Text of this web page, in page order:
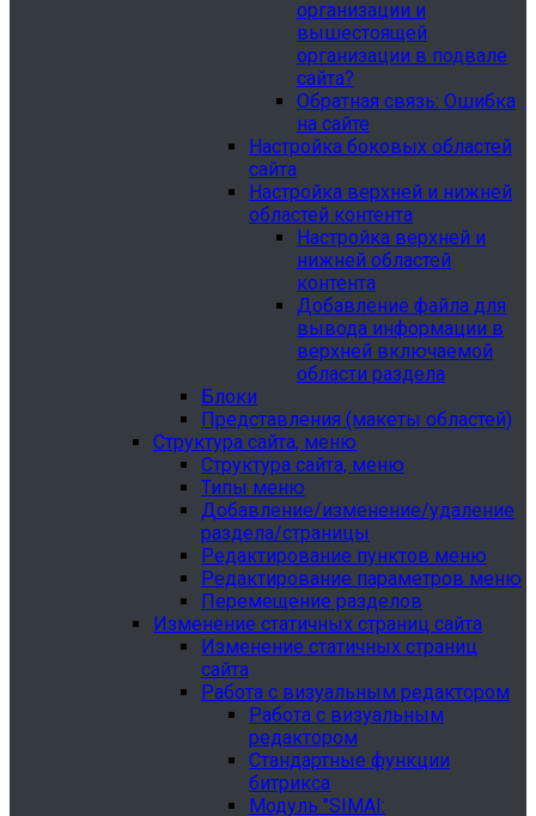
организации и
вышестоящей
организации в подвале
сайта?
Обратная связь: Ошибка
на сайте
Настройка боковых областей
сайта
Настройка верхней и нижней
областей контента
Настройка верхней и
нижней областей
контента
Добавление файла для
вывода информации в
верхней включаемой
области раздела
Блоки
Представления (макеты областей)
Структура сайта, меню
Структура сайта, меню
Типы меню
Добавление/изменение/удаление
раздела/страницы
Редактирование пунктов меню
Редактирование параметров меню
Перемещение разделов
Изменение статичных страниц сайта
Изменение статичных страниц
сайта
Работа с визуальным редактором
Работа с визуальным
редактором
Стандартные функции
битрикса
Модуль "SIMAI: